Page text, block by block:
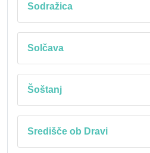
Sodražica
Solčava
Šoštanj
Središče ob Dravi